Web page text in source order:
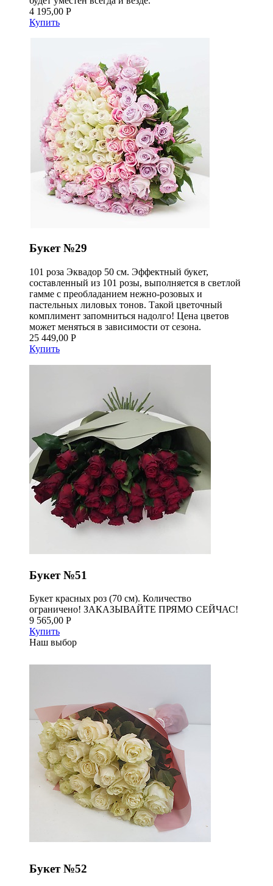
4 195,00 Р
Купить
Букет №29
101 роза Эквадор 50 см. Эффектный букет,
составленный из 101 розы, выполняется в светлой
гамме с преобладанием нежно-розовых и
пастельных лиловых тонов. Такой цветочный
комплимент запомниться надолго! Цена цветов
может меняться в зависимости от сезона.
25 449,00 Р
Купить
Букет №51
Букет красных роз (70 см). Количество
ограничено! ЗАКАЗЫВАЙТЕ ПРЯМО СЕЙЧАС!
9 565,00 Р
Купить
Наш выбор
Букет №52